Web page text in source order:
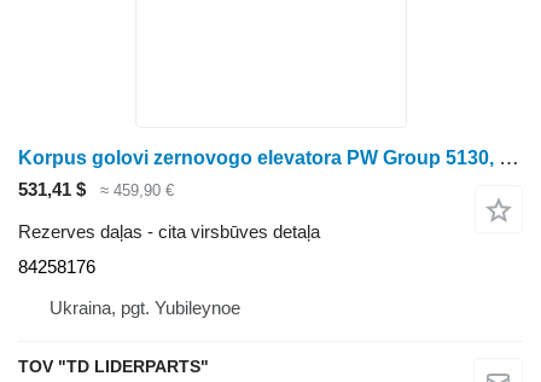
Korpus golovi zernovogo elevatora PW Group 5130, , 84128 84258176 paredzēts graudu kombaina
531,41 $ ≈ 459,90 €
Rezerves daļas - cita virsbūves detaļa
84258176
Ukraina, pgt. Yubileynoe
TOV "TD LIDERPARTS"